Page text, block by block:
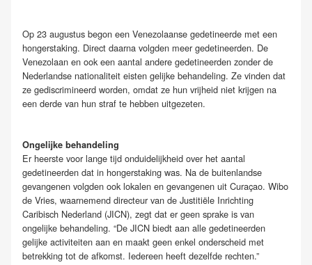
Op 23 augustus begon een Venezolaanse gedetineerde met een
hongerstaking. Direct daarna volgden meer gedetineerden. De
Venezolaan en ook een aantal andere gedetineerden zonder de
Nederlandse nationaliteit eisten gelijke behandeling. Ze vinden dat
ze gediscrimineerd worden, omdat ze hun vrijheid niet krijgen na
een derde van hun straf te hebben uitgezeten.
Ongelijke behandeling
Er heerste voor lange tijd onduidelijkheid over het aantal
gedetineerden dat in hongerstaking was. Na de buitenlandse
gevangenen volgden ook lokalen en gevangenen uit Curaçao. Wibo
de Vries, waarnemend directeur van de Justitiële Inrichting
Caribisch Nederland (JICN), zegt dat er geen sprake is van
ongelijke behandeling. “De JICN biedt aan alle gedetineerden
gelijke activiteiten aan en maakt geen enkel onderscheid met
betrekking tot de afkomst. Iedereen heeft dezelfde rechten.”